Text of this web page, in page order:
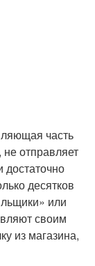
часть
отправляет
десятков
или
своим
из магазина,